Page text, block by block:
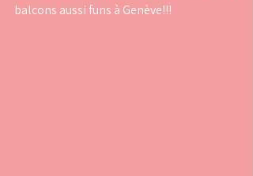
balcons aussi funs à Genève!!!